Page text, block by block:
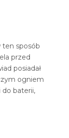
ten sposób
przed
posiadał
ogniem
do baterii,